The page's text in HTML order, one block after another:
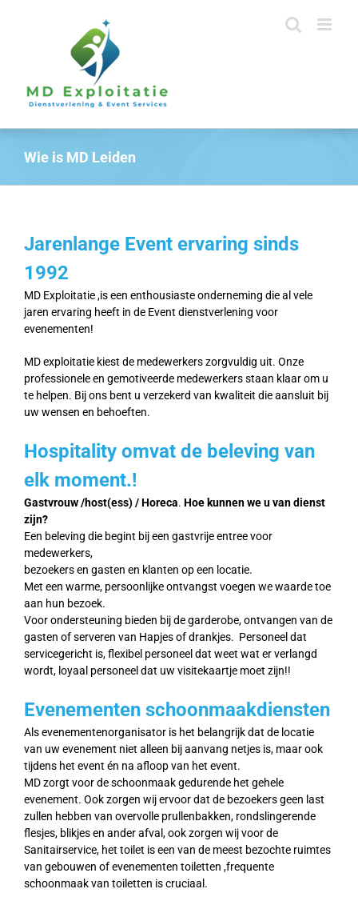
Wie is MD Leiden
Jarenlange Event ervaring sinds
1992
MD Exploitatie ,is een enthousiaste onderneming die al vele
jaren ervaring heeft in de Event dienstverlening voor
evenementen!
MD exploitatie kiest de medewerkers zorgvuldig uit. Onze
professionele en gemotiveerde medewerkers staan klaar om u
te helpen. Bij ons bent u verzekerd van kwaliteit die aansluit bij
uw wensen en behoeften.
Hospitality omvat de beleving van
elk moment.!
Gastvrouw /host(ess) / Horeca. Hoe kunnen we u van dienst
zijn?
Een beleving die begint bij een gastvrije entree voor
medewerkers,
bezoekers en gasten en klanten op een locatie.
Met een warme, persoonlijke ontvangst voegen we waarde toe
aan hun bezoek.
Voor ondersteuning bieden bij de garderobe, ontvangen van de
gasten of serveren van Hapjes of drankjes. Personeel dat
servicegericht is, flexibel personeel dat weet wat er verlangd
wordt, loyaal personeel dat uw visitekaartje moet zijn!!
Evenementen schoonmaakdiensten
Als evenementenorganisator is het belangrijk dat de locatie
van uw evenement niet alleen bij aanvang netjes is, maar ook
tijdens het event én na afloop van het event.
MD zorgt voor de schoonmaak gedurende het gehele
evenement. Ook zorgen wij ervoor dat de bezoekers geen last
zullen hebben van overvolle prullenbakken, rondslingerende
flesjes, blikjes en ander afval, ook zorgen wij voor de
Sanitairservice, het toilet is een van de meest bezochte ruimtes
van gebouwen of evenementen toiletten ,frequente
schoonmaak van toiletten is cruciaal.